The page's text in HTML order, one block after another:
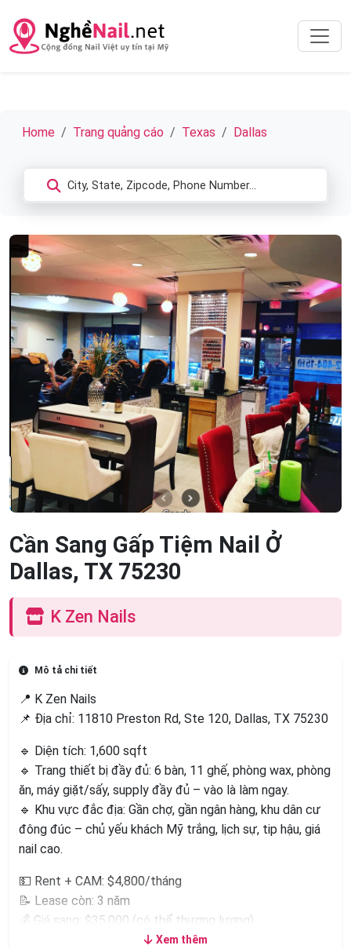
Home Trang quảng cáo Texas Dallas
Cần Sang Gấp Tiệm Nail Ở
Dallas, TX 75230
K Zen Nails
Mô tả chi tiết
📍 K Zen Nails
📌 Địa chỉ: 11810 Preston Rd, Ste 120, Dallas, TX 75230
🔹 Diện tích: 1,600 sqft
🔹 Trang thiết bị đầy đủ: 6 bàn, 11 ghế, phòng wax, phòng
ăn, máy giặt/sấy, supply đầy đủ – vào là làm ngay.
🔹 Khu vực đắc địa: Gần chợ, gần ngân hàng, khu dân cư
đông đúc – chủ yếu khách Mỹ trắng, lịch sự, tip hậu, giá
nail cao.
💵 Rent + CAM: $4,800/tháng
📝 Lease còn: 3 năm
💰 Giá sang: $35,000 (có thể thương lượng)
➡️ Thu hồi vốn nhanh – tiệm đang hoạt động ổn định
Xem thêm